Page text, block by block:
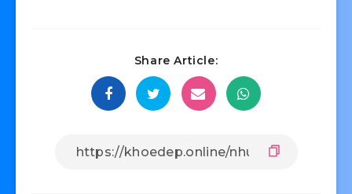
Trong khi nếu bạn sử dụng dịch vụ xây dựng nhà
lưỡng, chặt chẽ để dự toán chi phí sát sao cho